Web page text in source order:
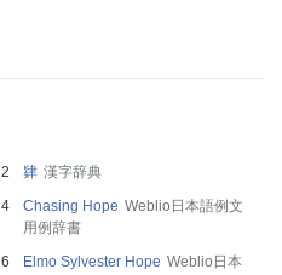
肄 漢字辞典
Chasing Hope Weblio日本語例文
用例辞書
Elmo Sylvester Hope Weblio日本